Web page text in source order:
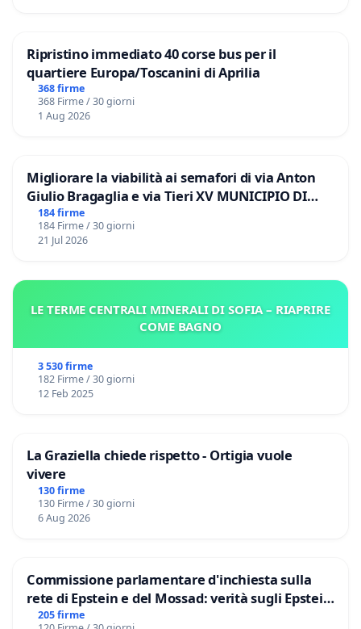
Ripristino immediato 40 corse bus per il
quartiere Europa/Toscanini di Aprilia
368 firme
368 Firme / 30 giorni
1 Aug 2026
Migliorare la viabilità ai semafori di via Anton
Giulio Bragaglia e via Tieri XV MUNICIPIO DI
ROMA
184 firme
184 Firme / 30 giorni
21 Jul 2026
LE TERME CENTRALI MINERALI DI SOFIA – RIAPRIRE
COME BAGNO
3 530 firme
182 Firme / 30 giorni
12 Feb 2025
La Graziella chiede rispetto - Ortigia vuole
vivere
130 firme
130 Firme / 30 giorni
6 Aug 2026
Commissione parlamentare d'inchiesta sulla
rete di Epstein e del Mossad: verità sugli Epstein
Files
205 firme